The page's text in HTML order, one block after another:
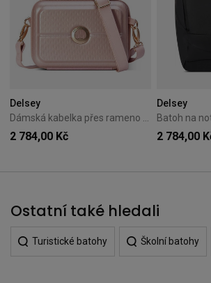
Delsey
Dámská kabelka přes rameno Delsey Turenne Růžová
2 784,00 Kč
Delsey
2 784,00
Ostatní také hledali
Turistické batohy Školní batohy